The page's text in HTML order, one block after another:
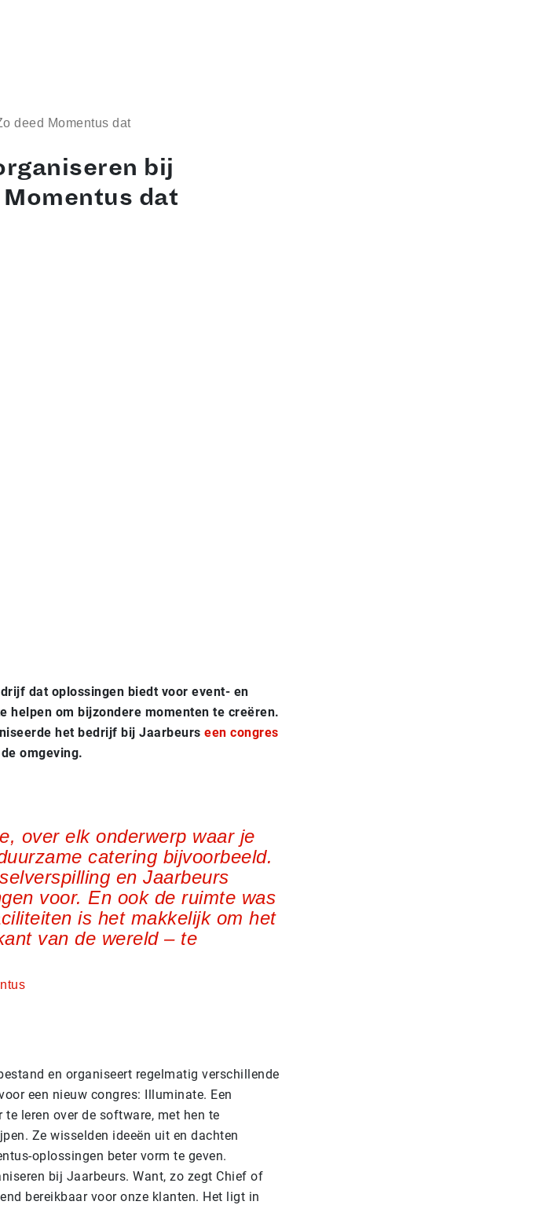
deed Momentus dat
bij
dat
dat oplossingen biedt voor event- en
helpen om bijzondere momenten te creëren.
het bedrijf bij Jaarbeurs een congres
omgeving.
over elk onderwerp waar je
catering bijvoorbeeld.
en Jaarbeurs
voor. En ook de ruimte was
is het makkelijk om het
van de wereld – te
en organiseert regelmatig verschillende
een nieuw congres: Illuminate. Een
leren over de software, met hen te
Ze wisselden ideeën uit en dachten
oplossingen beter vorm te geven.
bij Jaarbeurs. Want, zo zegt Chief of
bereikbaar voor onze klanten. Het ligt in